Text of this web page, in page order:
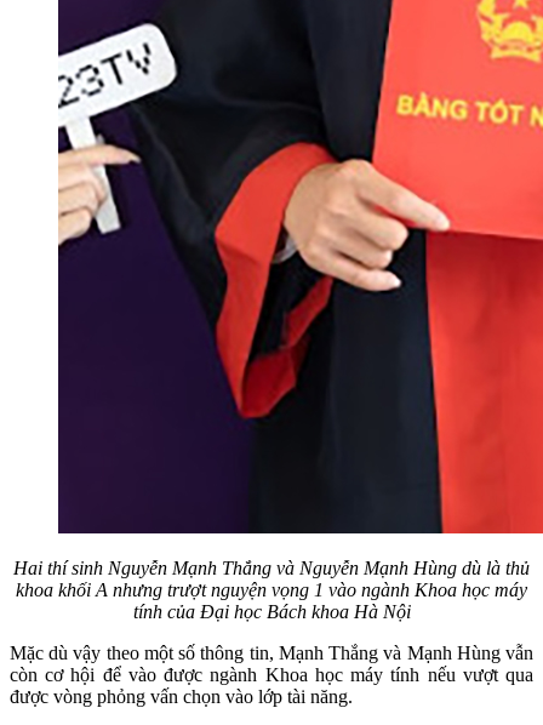
Hai thí sinh Nguyễn Mạnh Thắng và Nguyễn Mạnh Hùng dù là thủ
khoa khối A nhưng trượt nguyện vọng 1 vào ngành Khoa học máy
tính của Đại học Bách khoa Hà Nội
Mặc dù vậy theo một số thông tin, Mạnh Thắng và Mạnh Hùng vẫn
còn cơ hội để vào được ngành Khoa học máy tính nếu vượt qua
được vòng phỏng vấn chọn vào lớp tài năng.